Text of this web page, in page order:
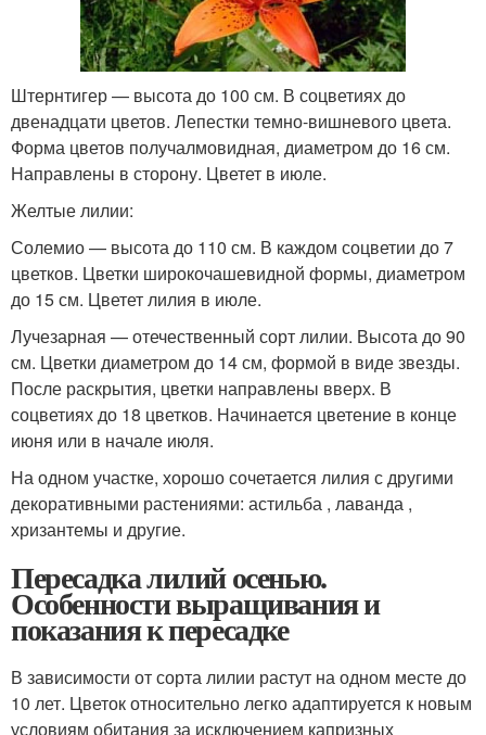
Штернтигер — высота до 100 см. В соцветиях до
двенадцати цветов. Лепестки темно-вишневого цвета.
Форма цветов получалмовидная, диаметром до 16 см.
Направлены в сторону. Цветет в июле.
Желтые лилии:
Солемио — высота до 110 см. В каждом соцветии до 7
цветков. Цветки широкочашевидной формы, диаметром
до 15 см. Цветет лилия в июле.
Лучезарная — отечественный сорт лилии. Высота до 90
см. Цветки диаметром до 14 см, формой в виде звезды.
После раскрытия, цветки направлены вверх. В
соцветиях до 18 цветков. Начинается цветение в конце
июня или в начале июля.
На одном участке, хорошо сочетается лилия с другими
декоративными растениями: астильба , лаванда ,
хризантемы и другие.
Пересадка лилий осенью.
Особенности выращивания и
показания к пересадке
В зависимости от сорта лилии растут на одном месте до
10 лет. Цветок относительно легко адаптируется к новым
условиям обитания за исключением капризных